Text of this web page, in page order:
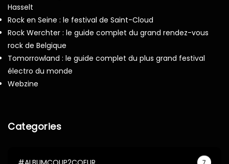
Hasselt
Rock en Seine : le festival de Saint-Cloud
Rock Werchter : le guide complet du grand rendez-vous
rock de Belgique
Tomorrowland : le guide complet du plus grand festival
électro du monde
Webzine
Categories